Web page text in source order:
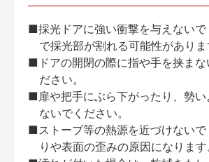
■採光ドアに強い衝撃を与えない
で採光部が割れる可能性がありま
■ドアの開閉の際に指や手を挟まな
ださい。
■扉や把手にぶら下がったり、勢い
ないでください。
■ストーブ等の熱源を近づけないで
りや表面の歪みの原因になります